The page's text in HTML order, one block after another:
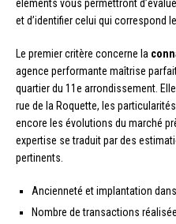
éléments vous permettront
et d’identifier celui qui correspond
Le premier critère concerne la
agence performante maîtrise
quartier du 11e arrondissement.
rue de la Roquette, les
encore les évolutions du marché
expertise se traduit par des
pertinents.
Ancienneté et implantation
Nombre de transactions